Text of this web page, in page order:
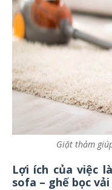
Giặt thảm
Lợi ích của việc
sofa – ghế bọc